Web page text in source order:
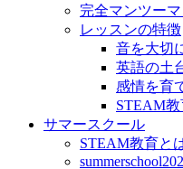
完全マンツー
レッスンの特徴
音を大切
英語の土
感情を育
STEAM
サマースクール
STEAM教育と